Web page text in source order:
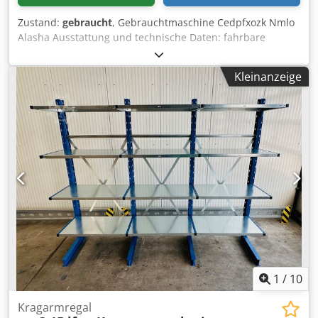
Packguetern bzw. schwarzer Folie laesst sich bei der KVK
1A die Wickelhoehe optional (bis zu 3200 mm) variieren.
Empfehlung Die KVK 1A ist ideal, wenn aus Platzgruenden
keine Rampe verwendet werden kann oder besonders
schweres oder instabiles Packgut nicht ueber eine Rampe
auf den Drehteller geschoben werden soll. Fuer
weitergehende Informationen haben wir dieser Annonce
das technische Datenblatt als PDF beigefuegt !
Zustand: gebraucht, Gebrauchtmaschine Cedpfxozk Nmlo
Alasha Ausstattung und technische Daten: fahrbare
Absaugung mit Filtersack oben Absaugstutzen: 140 mm
Motor: 1,1 kW, 400 V Verfügbarkeit: kurzfristig Standort:
Flörsheim
Kleinanzeige
1 / 10
Kragarmregal